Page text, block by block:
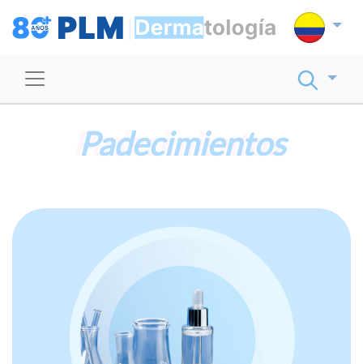
Padecimientos